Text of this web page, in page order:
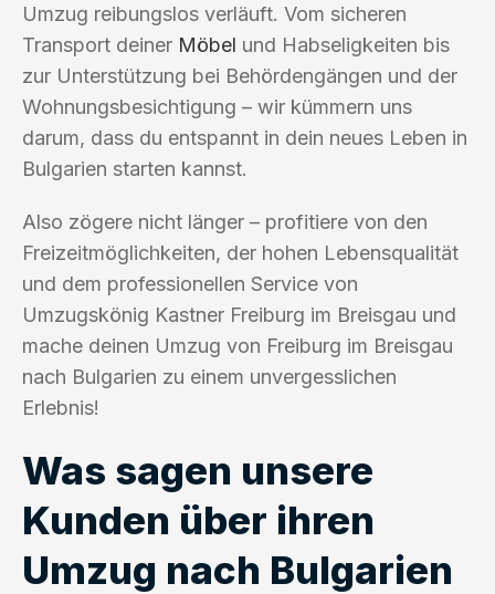
Umzug reibungslos verläuft. Vom sicheren
Transport deiner Möbel und Habseligkeiten bis
zur Unterstützung bei Behördengängen und der
Wohnungsbesichtigung – wir kümmern uns
darum, dass du entspannt in dein neues Leben in
Bulgarien starten kannst.
Also zögere nicht länger – profitiere von den
Freizeitmöglichkeiten, der hohen Lebensqualität
und dem professionellen Service von
Umzugskönig Kastner Freiburg im Breisgau und
mache deinen Umzug von Freiburg im Breisgau
nach Bulgarien zu einem unvergesslichen
Erlebnis!
Was sagen unsere
Kunden über ihren
Umzug nach Bulgarien